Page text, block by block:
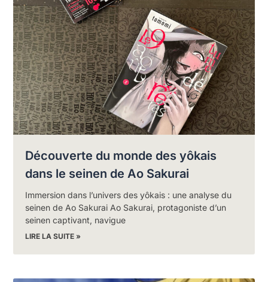
Découverte du monde des yôkais
dans le seinen de Ao Sakurai
Immersion dans l’univers des yôkais : une analyse du
seinen de Ao Sakurai Ao Sakurai, protagoniste d’un
seinen captivant, navigue
LIRE LA SUITE »